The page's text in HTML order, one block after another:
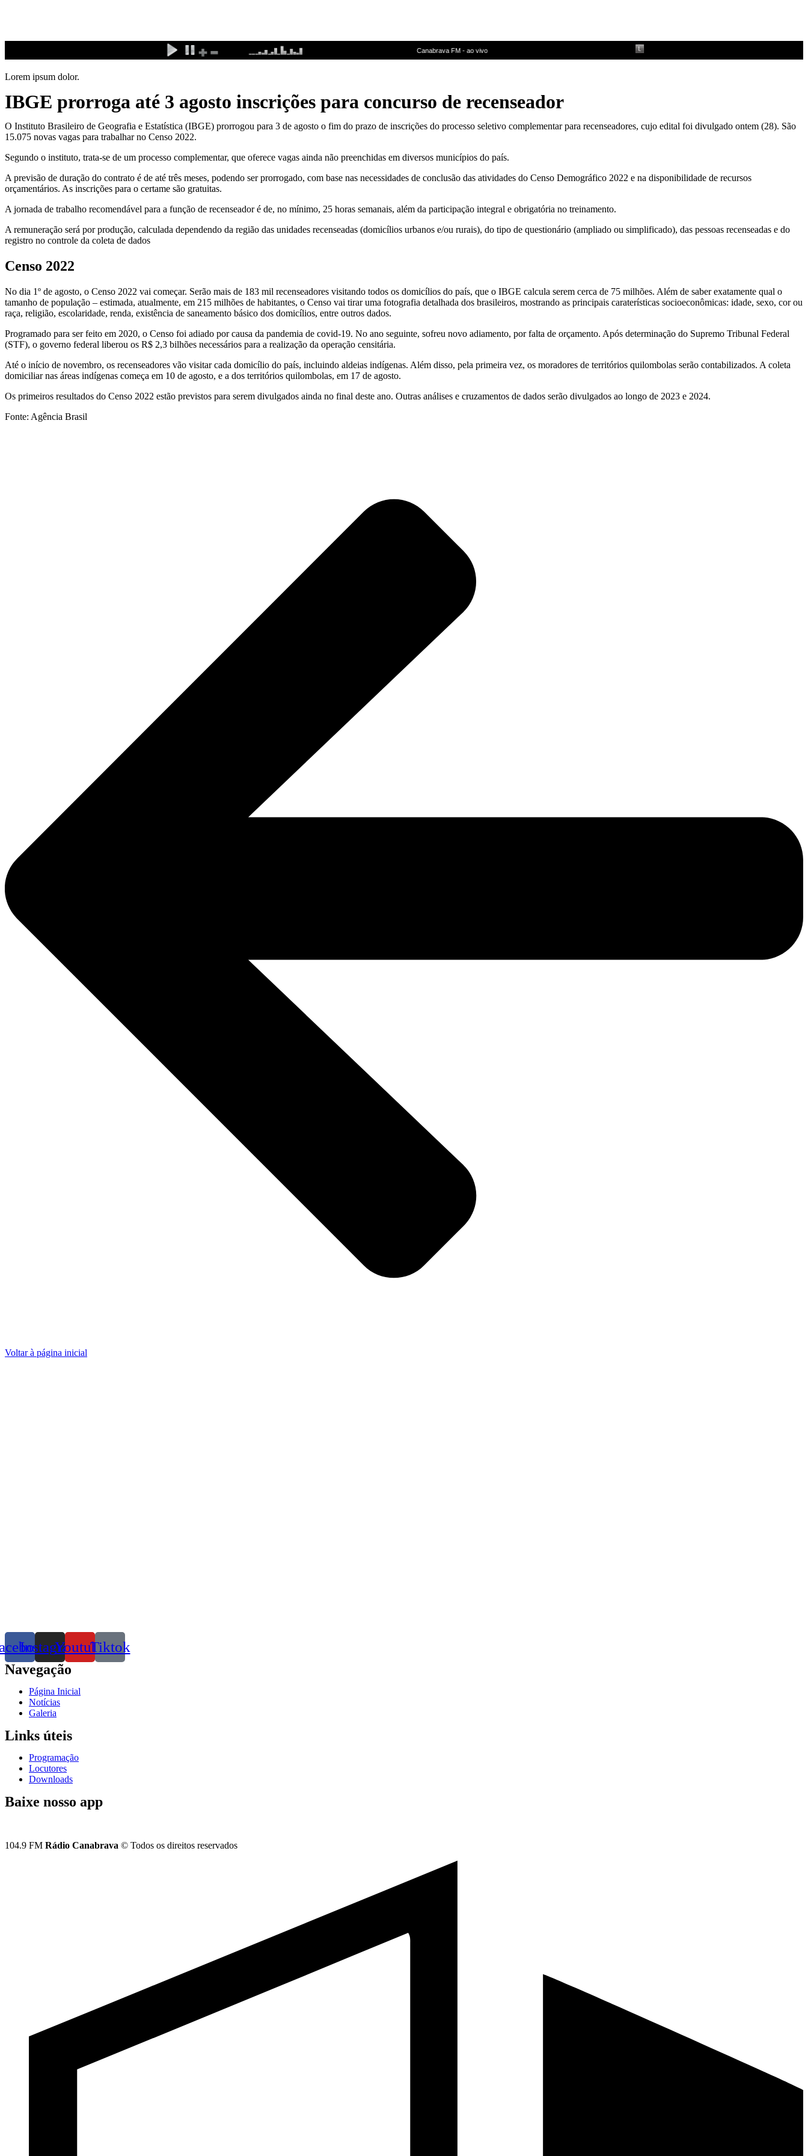
conteúdo
Lorem ipsum dolor.
IBGE prorroga até 3 agosto inscrições para concurso de recenseador
O Instituto Brasileiro de Geografia e Estatística (IBGE) prorrogou para 3 de agosto o fim do prazo de inscrições do processo seletivo complementar para recenseadores, cujo edital foi divulgado ontem (28). São
15.075 novas vagas para trabalhar no Censo 2022.
Segundo o instituto, trata-se de um processo complementar, que oferece vagas ainda não preenchidas em diversos municípios do país.
A previsão de duração do contrato é de até três meses, podendo ser prorrogado, com base nas necessidades de conclusão das atividades do Censo Demográfico 2022 e na disponibilidade de recursos
orçamentários. As inscrições para o certame são gratuitas.
A jornada de trabalho recomendável para a função de recenseador é de, no mínimo, 25 horas semanais, além da participação integral e obrigatória no treinamento.
A remuneração será por produção, calculada dependendo da região das unidades recenseadas (domicílios urbanos e/ou rurais), do tipo de questionário (ampliado ou simplificado), das pessoas recenseadas e do
registro no controle da coleta de dados
Censo 2022
No dia 1º de agosto, o Censo 2022 vai começar. Serão mais de 183 mil recenseadores visitando todos os domicílios do país, que o IBGE calcula serem cerca de 75 milhões. Além de saber exatamente qual o
tamanho de população – estimada, atualmente, em 215 milhões de habitantes, o Censo vai tirar uma fotografia detalhada dos brasileiros, mostrando as principais caraterísticas socioeconômicas: idade, sexo, cor ou
raça, religião, escolaridade, renda, existência de saneamento básico dos domicílios, entre outros dados.
Programado para ser feito em 2020, o Censo foi adiado por causa da pandemia de covid-19. No ano seguinte, sofreu novo adiamento, por falta de orçamento. Após determinação do Supremo Tribunal Federal
(STF), o governo federal liberou os R$ 2,3 bilhões necessários para a realização da operação censitária.
Até o início de novembro, os recenseadores vão visitar cada domicílio do país, incluindo aldeias indígenas. Além disso, pela primeira vez, os moradores de territórios quilombolas serão contabilizados. A coleta
domiciliar nas áreas indígenas começa em 10 de agosto, e a dos territórios quilombolas, em 17 de agosto.
Os primeiros resultados do Censo 2022 estão previstos para serem divulgados ainda no final deste ano. Outras análises e cruzamentos de dados serão divulgados ao longo de 2023 e 2024.
Fonte: Agência Brasil
Voltar à página inicial
InstagramYoutubeTiktok
Navegação
Página Inicial
Notícias
Galeria
Links úteis
Programação
Locutores
Downloads
Baixe nosso app
104.9 FM Rádio Canabrava © Todos os direitos reservados